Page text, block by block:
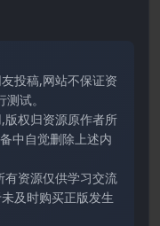
投稿,网站不保证资
试。
权归资源原作者所
中自觉删除上述内
资源仅供学习交流
及时购买正版发生